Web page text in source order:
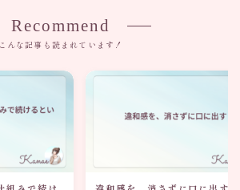
Recommend
こんな記事も読まれています！